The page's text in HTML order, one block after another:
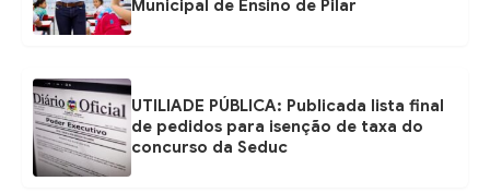
Municipal de Ensino de Pilar
UTILIADE PÚBLICA: Publicada lista final
de pedidos para isenção de taxa do
concurso da Seduc